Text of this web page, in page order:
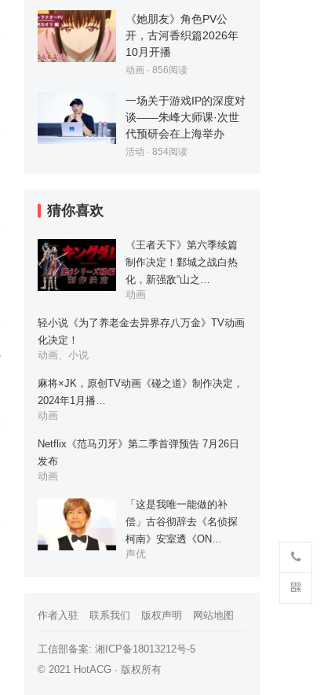
《她朋友》角色PV公
开，古河香织篇2026年
10月开播
动画 · 856阅读
一场关于游戏IP的深度对
谈——朱峰大师课·次世
代预研会在上海举办
活动 · 854阅读
猜你喜欢
《王者天下》第六季续篇
制作决定！鄴城之战白热
化，新强敌“山之…
动画
轻小说《为了养老金去异界存八万金》TV动画
化决定！
动画、小说
麻将×JK，原创TV动画《碰之道》制作决定，
2024年1月播…
动画
Netflix《范马刃牙》第二季首弹预告 7月26日
发布
动画
「这是我唯一能做的补
偿」古谷彻辞去《名侦探
柯南》安室透《ON…
声优
作者入驻 联系我们 版权声明 网站地图
工信部备案: 湘ICP备18013212号-5
© 2021 HotACG · 版权所有